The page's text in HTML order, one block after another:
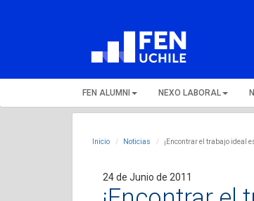
FEN ALUMNI NEXO LABORAL
Inicio Noticias ¡Encontrar el trabajo ideal
24 de Junio de 2011